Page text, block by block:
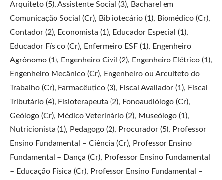
Arquiteto (5), Assistente Social (3), Bacharel em
Comunicação Social (Cr), Bibliotecário (1), Biomédico (Cr),
Contador (2), Economista (1), Educador Especial (1),
Educador Físico (Cr), Enfermeiro ESF (1), Engenheiro
Agrônomo (1), Engenheiro Civil (2), Engenheiro Elétrico (1),
Engenheiro Mecânico (Cr), Engenheiro ou Arquiteto do
Trabalho (Cr), Farmacêutico (3), Fiscal Avaliador (1), Fiscal
Tributário (4), Fisioterapeuta (2), Fonoaudiólogo (Cr),
Geólogo (Cr), Médico Veterinário (2), Museólogo (1),
Nutricionista (1), Pedagogo (2), Procurador (5), Professor
Ensino Fundamental – Ciência (Cr), Professor Ensino
Fundamental – Dança (Cr), Professor Ensino Fundamental
– Educação Física (Cr), Professor Ensino Fundamental –